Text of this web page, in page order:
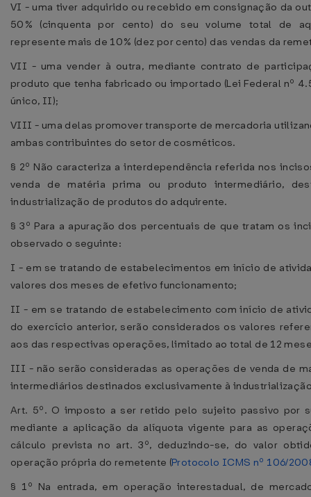
VI - uma tiver adquirido ou recebido em consignação da
50% (cinquenta por cento) do seu volume total de
represente mais de 10% (dez por cento) das vendas da
VII - uma vender à outra, mediante contrato de
produto que tenha fabricado ou importado (Lei Federal nº
único, II);
VIII - uma delas promover transporte de mercadoria
ambas contribuintes do setor de cosméticos.
§ 2º Não caracteriza a interdependência referida nos
venda de matéria prima ou produto intermediário,
industrialização de produtos do adquirente.
§ 3º Para a apuração dos percentuais de que tratam os
observado o seguinte:
I - em se tratando de estabelecimentos em início de
valores dos meses de efetivo funcionamento;
II - em se tratando de estabelecimento com início de
do exercício anterior, serão considerados os valores
aos das respectivas operações, limitado ao total de 12
III - não serão consideradas as operações de venda de
intermediários destinados exclusivamente à
Art. 5º. O imposto a ser retido pelo sujeito passivo por
mediante a aplicação da alíquota vigente para as
cálculo prevista no art. 3º, deduzindo-se, do valor
operação própria do remetente (Protocolo ICMS nº 106/
§ 1º Na entrada, em operação interestadual, de